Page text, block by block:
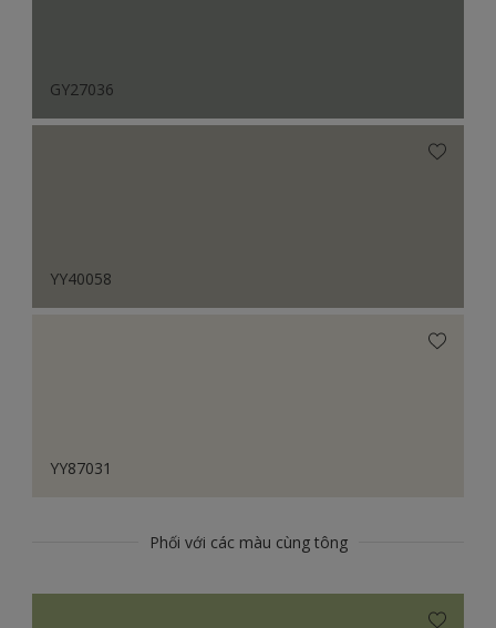
GY27036
YY40058
YY87031
Phối với các màu cùng tông